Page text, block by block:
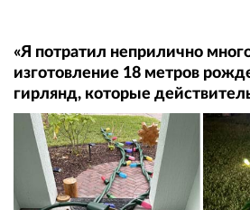
«Я потратил неприлично
изготовление 18 метров
гирлянд, которые